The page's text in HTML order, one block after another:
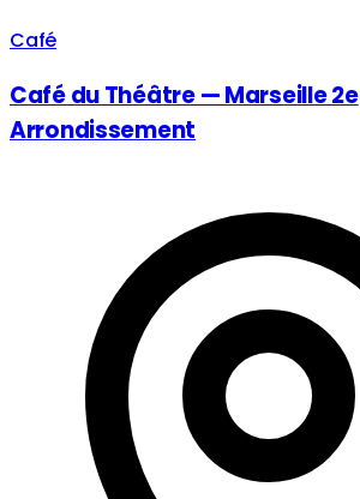
Café
Café du Théâtre — Marseille 2e
Arrondissement